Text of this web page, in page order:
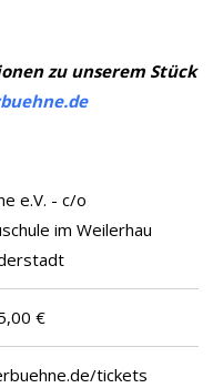
zu unserem Stück
e.V. - c/o
im Weilerhau
€
tickets